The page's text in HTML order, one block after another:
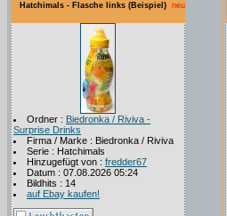
Hatchimals - Flasche links (Beispiel) neu
Ordner : Biedronka / Riviva -
Surprise Drinks
Firma / Marke : Biedronka / Riviva
Serie : Hatchimals
Hinzugefügt von : fredder67
Datum : 07.08.2026 05:24
Bildhits : 14
auf Ebay kaufen!